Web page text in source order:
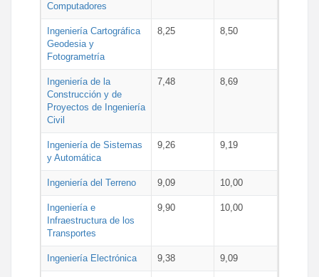
Computadores
Ingeniería Cartográfica
Geodesia y
Fotogrametría
8,25 8,50
Ingeniería de la
Construcción y de
Proyectos de Ingeniería
Civil
7,48 8,69
Ingeniería de Sistemas
y Automática
9,26 9,19
Ingeniería del Terreno 9,09 10,00
Ingeniería e
Infraestructura de los
Transportes
9,90 10,00
Ingeniería Electrónica 9,38 9,09